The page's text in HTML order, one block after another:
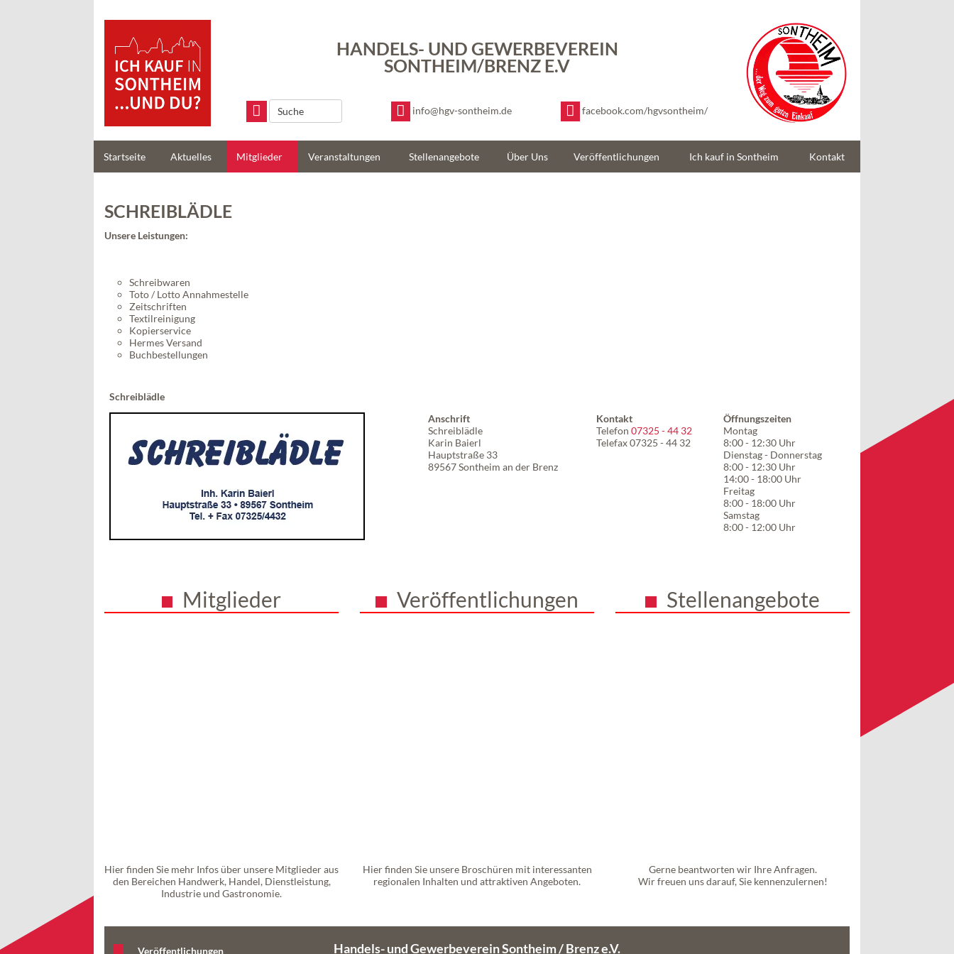
Gewerbeverein
Sontheim/Brenz e.V
HANDELS- UND GEWERBEVEREIN
SONTHEIM/BRENZ E.V
info@hgv-sontheim.de facebook.com/hgvsontheim/
Handels- und
Gewerbeverein
Sontheim/Brenz e.V
Startseite Aktuelles Mitglieder Veranstaltungen Stellenangebote Über Uns Veröffentlichungen Ich kauf in Sontheim Kontakt
SCHREIBLÄDLE
Unsere Leistungen:
Schreibwaren
Toto / Lotto Annahmestelle
Zeitschriften
Textilreinigung
Kopierservice
Hermes Versand
Buchbestellungen
Schreiblädle
Anschrift
Schreiblädle
Karin Baierl
Hauptstraße 33
89567 Sontheim an der Brenz
Kontakt
Telefon 07325 - 44 32
Telefax 07325 - 44 32
Öffnungszeiten
Montag
8:00 - 12:30 Uhr
Dienstag - Donnerstag
8:00 - 12:30 Uhr
14:00 - 18:00 Uhr
Freitag
8:00 - 18:00 Uhr
Samstag
8:00 - 12:00 Uhr
Mitglieder
Hier finden Sie mehr Infos über unsere Mitglieder aus
den Bereichen Handwerk, Handel, Dienstleistung,
Industrie und Gastronomie.
Veröffentlichungen
Hier finden Sie unsere Broschüren mit interessanten
regionalen Inhalten und attraktiven Angeboten.
Stellenangebote
Gerne beantworten wir Ihre Anfragen.
Wir freuen uns darauf, Sie kennenzulernen!
Veröffentlichungen Handels- und Gewerbeverein Sontheim / Brenz e.V.